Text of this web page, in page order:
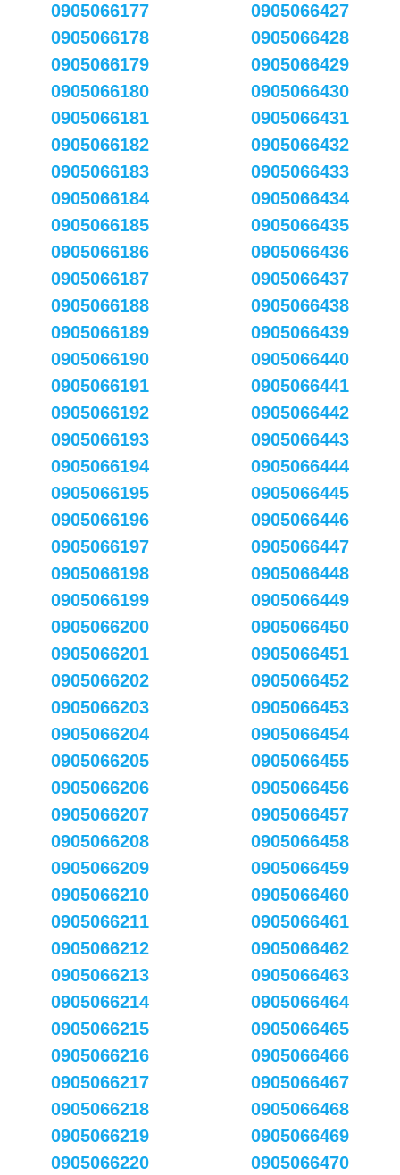
0905066177
0905066178
0905066179
0905066180
0905066181
0905066182
0905066183
0905066184
0905066185
0905066186
0905066187
0905066188
0905066189
0905066190
0905066191
0905066192
0905066193
0905066194
0905066195
0905066196
0905066197
0905066198
0905066199
0905066200
0905066201
0905066202
0905066203
0905066204
0905066205
0905066206
0905066207
0905066208
0905066209
0905066210
0905066211
0905066212
0905066213
0905066214
0905066215
0905066216
0905066217
0905066218
0905066219
0905066220
0905066427
0905066428
0905066429
0905066430
0905066431
0905066432
0905066433
0905066434
0905066435
0905066436
0905066437
0905066438
0905066439
0905066440
0905066441
0905066442
0905066443
0905066444
0905066445
0905066446
0905066447
0905066448
0905066449
0905066450
0905066451
0905066452
0905066453
0905066454
0905066455
0905066456
0905066457
0905066458
0905066459
0905066460
0905066461
0905066462
0905066463
0905066464
0905066465
0905066466
0905066467
0905066468
0905066469
0905066470